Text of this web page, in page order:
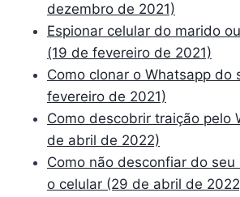
dezembro de 2021)
Espionar celular do marido
(19 de fevereiro de 2021)
Como clonar o Whatsapp do
fevereiro de 2021)
Como descobrir traição pelo
de abril de 2022)
Como não desconfiar do
o celular (29 de abril de